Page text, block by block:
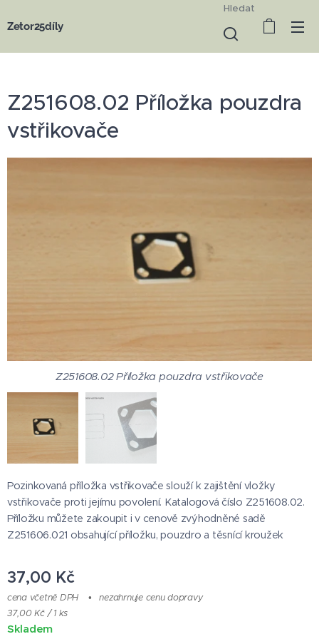
Zetor25díly
Hledat
Z251608.02 Příložka pouzdra
vstřikovače
Z251608.02 Příložka pouzdra vstřikovače
Z251608.02 Příložka pouzdra vstřikovače
Pozinkovaná příložka vstřikovače slouží k zajištění vložky
vstřikovače proti jejímu povolení. Katalogová číslo Z251608.02.
Příložku můžete zakoupit i v cenově zvýhodněné sadě
Z251606.021 obsahující příložku, pouzdro a těsnící kroužek
37,00 Kč
cena včetně DPH
nezahrnuje cenu dopravy
37,00 Kč / 1 ks
Skladem